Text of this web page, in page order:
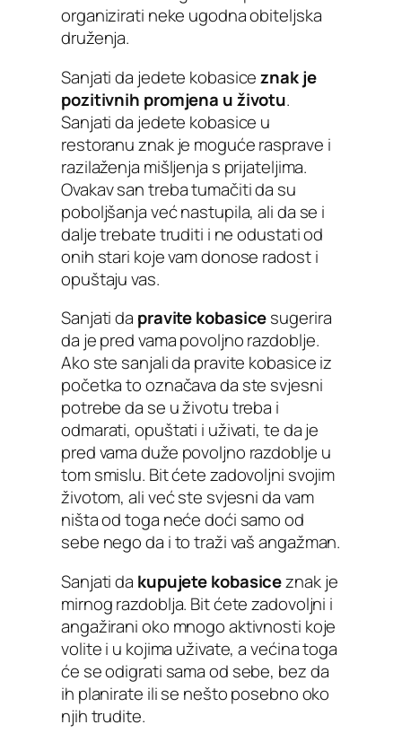
organizirati neke ugodna obiteljska
druženja.
Sanjati da jedete kobasiceznak je
pozitivnih promjena u životu.
Sanjati da jedete kobasice u
restoranu znak je moguće rasprave i
razilaženja mišljenja s prijateljima.
Ovakav san treba tumačiti da su
poboljšanja već nastupila, ali da se i
dalje trebate truditi i ne odustati od
onih stari koje vam donose radost i
opuštaju vas.
Sanjati da pravite kobasicesugerira
da je pred vama povoljno razdoblje.
Ako ste sanjali da pravite kobasice iz
početka to označava da ste svjesni
potrebe da se u životu treba i
odmarati, opuštati i uživati, te da je
pred vama duže povoljno razdoblje u
tom smislu. Bit ćete zadovoljni svojim
životom, ali već ste svjesni da vam
ništa od toga neće doći samo od
sebe nego da i to traži vaš angažman.
Sanjati da kupujete kobasiceznak je
mirnog razdoblja. Bit ćete zadovoljni i
angažirani oko mnogo aktivnosti koje
volite i u kojima uživate, a većina toga
će se odigrati sama od sebe, bez da
ih planirate ili se nešto posebno oko
njih trudite.